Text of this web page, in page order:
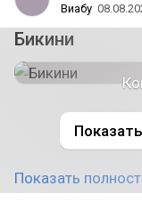
Виабу
Бикини
#weaboo1
#blue_archive
Показать
Показать